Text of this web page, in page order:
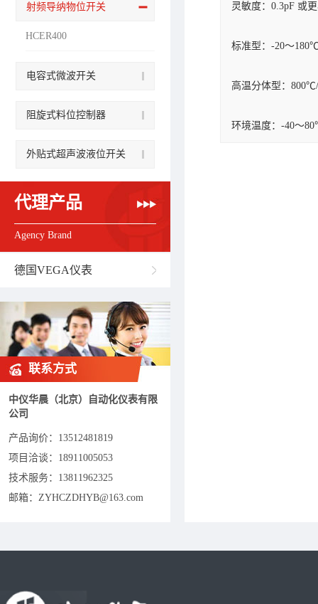
射频导纳物位开关
HCER400
电容式微波开关
阻旋式料位控制器
外贴式超声波液位开关
代理产品
Agency Brand
德国VEGA仪表
联系方式
中仪华晨（北京）自动化仪表有限
公司
产品询价： 13512481819
项目洽谈： 18911005053
技术服务：13811962325
邮箱：ZYHCZDHYB@163.com
灵敏度：0.3pF 或
标准型：-20～
高温分体型：
环境温度：-40～